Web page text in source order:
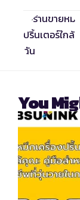
You